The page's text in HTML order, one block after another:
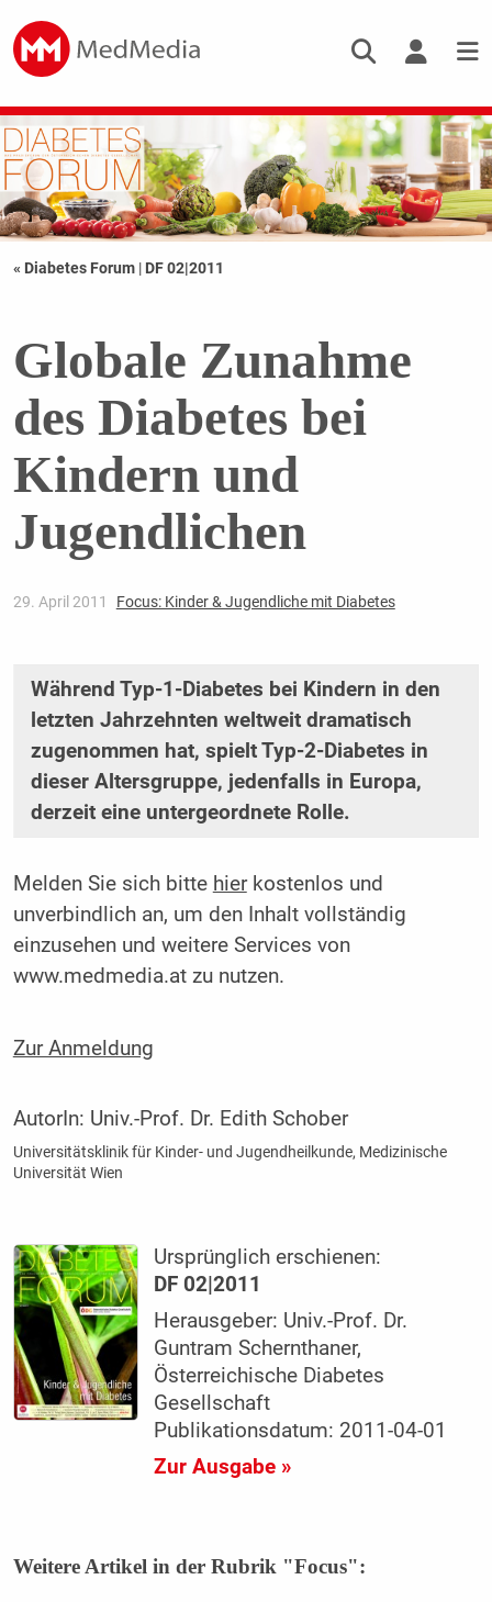
« Diabetes Forum | DF 02|2011
Globale Zunahme
des Diabetes bei
Kindern und
Jugendlichen
29. April 2011 Focus: Kinder & Jugendliche mit Diabetes
Während Typ-1-Diabetes bei Kindern in den
letzten Jahrzehnten weltweit dramatisch
zugenommen hat, spielt Typ-2-Diabetes in
dieser Altersgruppe, jedenfalls in Europa,
derzeit eine untergeordnete Rolle.
Melden Sie sich bitte hierkostenlos und
unverbindlich an, um den Inhalt vollständig
einzusehen und weitere Services von
www.medmedia.at zu nutzen.
Zur Anmeldung
AutorIn: Univ.-Prof. Dr. Edith Schober
Universitätsklinik für Kinder- und Jugendheilkunde, Medizinische
Universität Wien
Ursprünglich erschienen:
DF 02|2011
Herausgeber: Univ.-Prof. Dr.
Guntram Schernthaner,
Österreichische Diabetes
Gesellschaft
Publikationsdatum: 2011-04-01
Zur Ausgabe »
Weitere Artikel in der Rubrik "Focus":